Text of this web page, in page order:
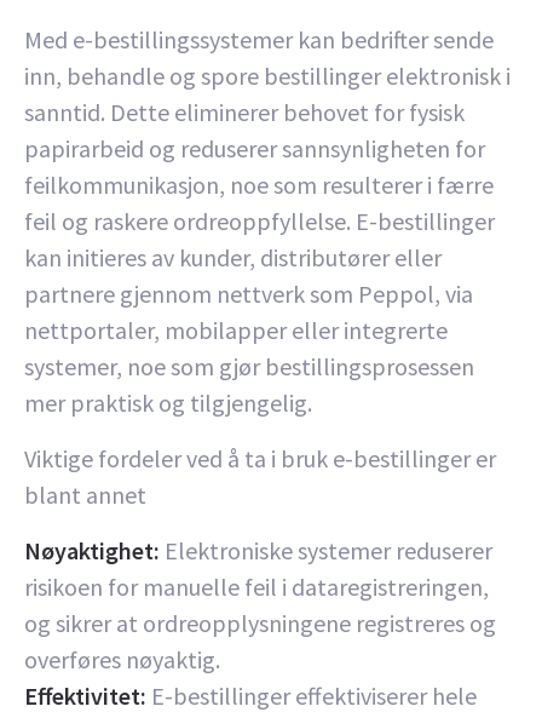
Med e-bestillingssystemer kan bedrifter sende
inn, behandle og spore bestillinger elektronisk i
sanntid. Dette eliminerer behovet for fysisk
papirarbeid og reduserer sannsynligheten for
feilkommunikasjon, noe som resulterer i færre
feil og raskere ordreoppfyllelse. E-bestillinger
kan initieres av kunder, distributører eller
partnere gjennom nettverk som Peppol, via
nettportaler, mobilapper eller integrerte
systemer, noe som gjør bestillingsprosessen
mer praktisk og tilgjengelig.
Viktige fordeler ved å ta i bruk e-bestillinger er
blant annet
Nøyaktighet: Elektroniske systemer reduserer
risikoen for manuelle feil i dataregistreringen,
og sikrer at ordreopplysningene registreres og
overføres nøyaktig.
Effektivitet: E-bestillinger effektiviserer hele